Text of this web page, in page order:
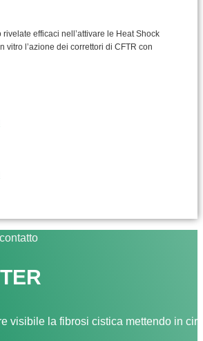
efficaci nell’attivare le Heat Shock
vitro l’azione dei correttori di CFTR con
visibile la fibrosi cistica mettendo in